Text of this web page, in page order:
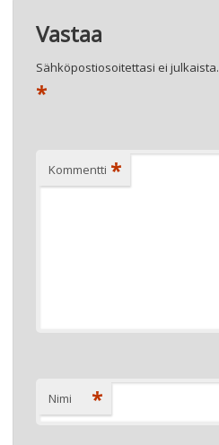
Vastaa
Sähköpostiosoitettasi ei julkaista.
*
Kommentti *
Nimi *